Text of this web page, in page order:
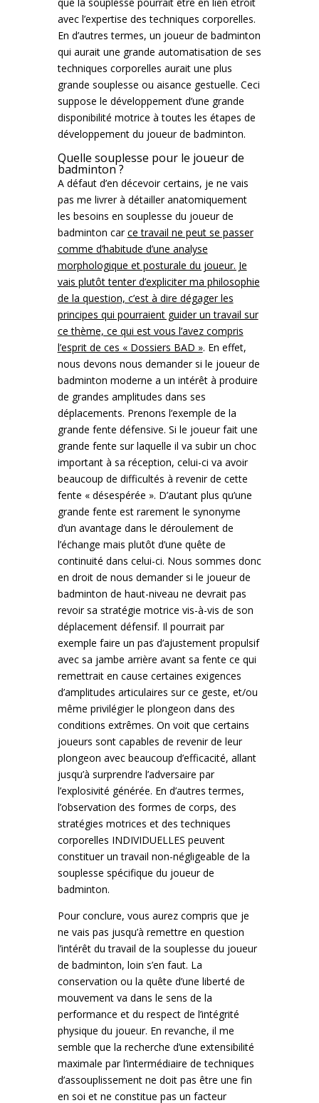
avec l’expertise des techniques corporelles.
En d’autres termes, un joueur de badminton
qui aurait une grande automatisation de ses
techniques corporelles aurait une plus
grande souplesse ou aisance gestuelle. Ceci
suppose le développement d’une grande
disponibilité motrice à toutes les étapes de
développement du joueur de badminton.
Quelle souplesse pour le joueur de
badminton ?
A défaut d’en décevoir certains, je ne vais
pas me livrer à détailler anatomiquement
les besoins en souplesse du joueur de
badminton carce travail ne peut se passer
comme d’habitude d’une analyse
morphologique et posturale du joueur. Je
vais plutôt tenter d’expliciter ma philosophie
de la question, c’est à dire dégager les
principes qui pourraient guider un travail sur
ce thème, ce qui est vous l’avez compris
l’esprit de ces « Dossiers BAD ». En effet,
nous devons nous demander si le joueur de
badminton moderne a un intérêt à produire
de grandes amplitudes dans ses
déplacements. Prenons l’exemple de la
grande fente défensive. Si le joueur fait une
grande fente sur laquelle il va subir un choc
important à sa réception, celui-ci va avoir
beaucoup de difficultés à revenir de cette
fente « désespérée ». D’autant plus qu’une
grande fente est rarement le synonyme
d’un avantage dans le déroulement de
l’échange mais plutôt d’une quête de
continuité dans celui-ci. Nous sommes donc
en droit de nous demander si le joueur de
badminton de haut-niveau ne devrait pas
revoir sa stratégie motrice vis-à-vis de son
déplacement défensif. Il pourrait par
exemple faire un pas d’ajustement propulsif
avec sa jambe arrière avant sa fente ce qui
remettrait en cause certaines exigences
d’amplitudes articulaires sur ce geste, et/ou
même privilégier le plongeon dans des
conditions extrêmes. On voit que certains
joueurs sont capables de revenir de leur
plongeon avec beaucoup d’efficacité, allant
jusqu’à surprendre l’adversaire par
l’explosivité générée. En d’autres termes,
l’observation des formes de corps, des
stratégies motrices et des techniques
corporelles INDIVIDUELLES peuvent
constituer un travail non-négligeable de la
souplesse spécifique du joueur de
badminton.
Pour conclure, vous aurez compris que je
ne vais pas jusqu’à remettre en question
l’intérêt du travail de la souplesse du joueur
de badminton, loin s’en faut. La
conservation ou la quête d’une liberté de
mouvement va dans le sens de la
performance et du respect de l’intégrité
physique du joueur. En revanche, il me
semble que la recherche d’une extensibilité
maximale par l’intermédiaire de techniques
d’assouplissement ne doit pas être une fin
en soi et ne constitue pas un facteur